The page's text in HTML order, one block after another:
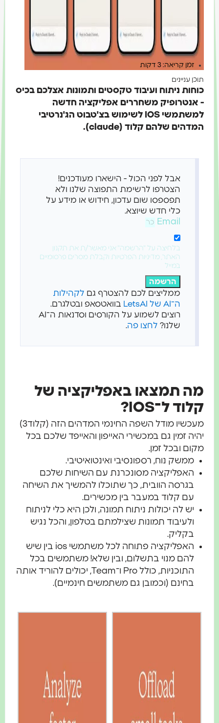
זמן קריאה: 3 דקות
תוכן עניינים
כוחות ניתוח ועיבוד טקסטים ותמונות אצלכם בכיס
- אנטרופיק משחררים אפליקציה חדשה
למשתמשי IOS לשימוש בצ'טבוט הג'נרטיבי
המדהים שלהם קלוד (claude).
אבל לפני הכול - הישארו מעודכנים!
הצטרפו לרשימת התפוצה שלנו ולא
תפספסו שום עדכון, חידוש או מידע על
כלי חדש שיוצא.
Email
בלחיצה על "הרשמה" אני מאשר/ת את תקנון
האתר, מדיניות הפרטיות וקבלת מסרים פרסומיים
במייל
הרשמה
ממליצים לכם להצטרף גםלקהילות
ה־AI של LetsAI
בוואטסאפ ובטלגרם.
רוצים לשמוע על הקורסים וסדנאות ה־AI
שלנו?לחצו פה.
מה תמצאו באפליקציה של
קלוד ל־IOS?
מעכשיו מודל השפה החינמי המדהים הזה (קלוד3)
יהיה זמין גם במכשירי האייפון והאייפד שלכם בכל
מקום ובכל זמן.
ממשק נוח, רספונסיבי ואינטואיטיבי.
האפליקציה מסונכרנת עם השיחות שלכם
בגרסה הוובית, כך שתוכלו להמשיך את השיחה
עם קלוד במעבר בין מכשירים.
יש לה יכולות ניתוח תמונה, ולכן היא כלי לניתוח
ולעיבוד תמונות שצילמתם בטלפון, והכל נגיש
בקליק.
האפליקציה פתוחה לכל משתמשי ios בין שיש
להם מנוי בתשלום, ובין שלא! משתמשים בכל
התוכניות, כולל Pro ו־Team, יכולים להוריד אותה
בחינם (וכמובן גם משתמשים חינמיים).